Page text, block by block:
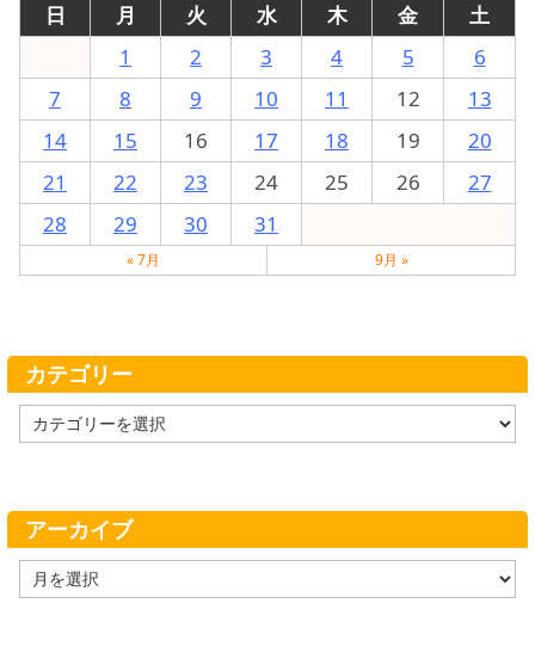
日
月 火 水 木 金
土
1
2 3 4 5
6
7
8 9 10 11 12
13
14
15 16 17 18 19
20
21
22 23 24 25 26
27
28
29 30 31
« 7月 9月 »
カテゴリー
テ
ー
アーカイブ
ー